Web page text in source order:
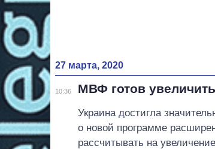
27 марта, 2020
10:36 МВФ готов
Украина достигла
о новой программе
рассчитывать на